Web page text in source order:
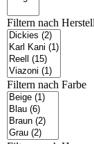
Filtern nach
Filtern nach Farbe